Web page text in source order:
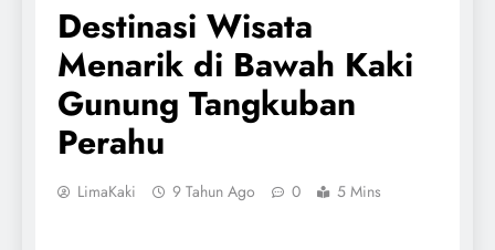
Destinasi Wisata
Menarik di Bawah Kaki
Gunung Tangkuban
Perahu
LimaKaki 9 Tahun Ago 0 5 Mins